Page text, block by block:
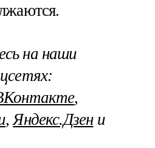
на наши
,
, Яндекс.Дзени